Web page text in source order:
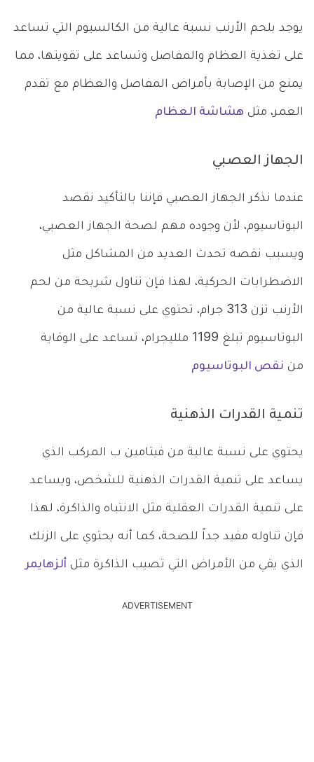
يوجد بلحم الأرنب نسبة عالية من الكالسيوم التي تساعد
على تغذية العظام والمفاصل وتساعد على تقويتها، مما
يمنع من الإصابة بأمراض المفاصل والعظام مع تقدم
العمر، مثل هشاشة العظام
الجهاز العصبي
عندما نذكر الجهاز العصبي فإننا بالتأكيد نقصد
البوتاسيوم، لأن وجوده مهم لصحة الجهاز العصبي،
ويسبب نقصه تحدث العديد من المشاكل مثل
الاضطرابات الحركية، لهذا فإن تناول شريحة من لحم
الأرنب تزن 313 جرام، تحتوي على نسبة عالية من
البوتاسيوم تبلغ 1199 ملليجرام، تساعد على الوقاية
من نقص البوتاسيوم
تنمية القدرات الذهنية
يحتوي على نسبة عالية من فيتامين ب المركب الذي
يساعد على تنمية القدرات الذهنية للشخص، ويساعد
على تنمية القدرات العقلية مثل الانتباه والذاكرة، لهذا
فإن تناوله مفيد جداً للصحة، كما أنه يحتوي على الزنك
الذي يقي من الأمراض التي تصيب الذاكرة مثل ألزهايمر
ADVERTISEMENT